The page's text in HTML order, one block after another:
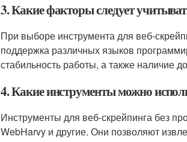
3. Какие факторы следует
При выборе инструмента для веб-
поддержка различных языков
стабильность работы, а также наличие
4. Какие инструменты можно
Инструменты для веб-скрейпинга без
WebHarvy и другие. Они позволяют